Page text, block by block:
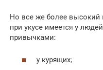
Но все же более высокий
при укусе имеется у
привычками:
у курящих;